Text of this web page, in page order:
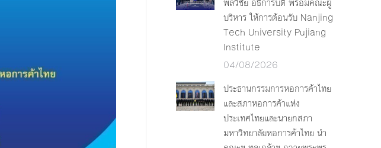
บริหาร ให้การต้อนรับ Nanjing
Tech University Pujiang
Institute
04/08/2026
ประธานกรรมการหอการค้าไทย
และสภาหอการค้าแห่ง
ประเทศไทยและนายกสภา
มหาวิทยาลัยหอการค้าไทย นำ